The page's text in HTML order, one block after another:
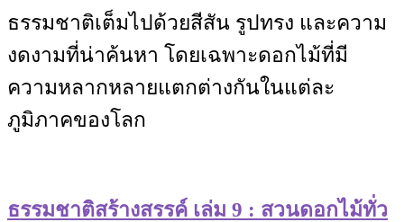
ธรรมชาติเต็มไปด้วยสีสัน รูปทรง และความ
งดงามที่น่าค้นหา โดยเฉพาะดอกไม้ที่มี
ความหลากหลายแตกต่างกันในแต่ละ
ภูมิภาคของโลก
ธรรมชาติสร้างสรรค์ เล่ม 9 : สวนดอกไม้ทั่ว